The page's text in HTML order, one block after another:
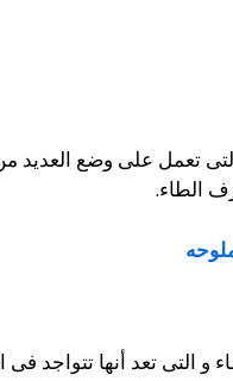
تعمل على وضع العديد
الطاء.
و التى تعد أنها تتواجد